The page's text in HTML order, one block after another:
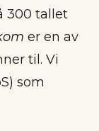
300 tallet
er en av
til. Vi
som